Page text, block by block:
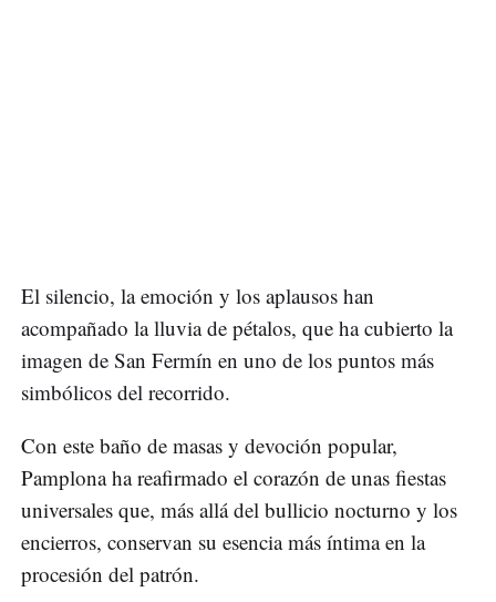
El silencio, la emoción y los aplausos han
acompañado la lluvia de pétalos, que ha cubierto la
imagen de San Fermín en uno de los puntos más
simbólicos del recorrido.
Con este baño de masas y devoción popular,
Pamplona ha reafirmado el corazón de unas fiestas
universales que, más allá del bullicio nocturno y los
encierros, conservan su esencia más íntima en la
procesión del patrón.